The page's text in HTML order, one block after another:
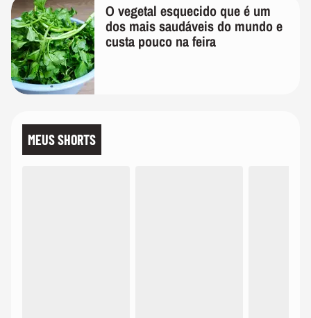
O vegetal esquecido que é um
dos mais saudáveis do mundo e
custa pouco na feira
MEUS SHORTS